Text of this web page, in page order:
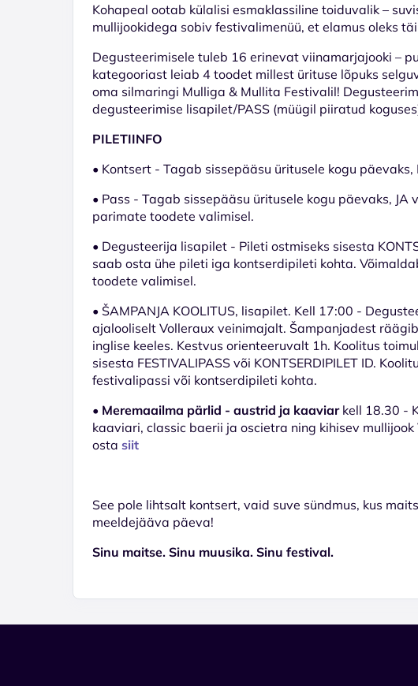
Kohapeal ootab külalisi esmaklassiline toiduvalik –
mullijookidega sobiv festivalimenüü, et elamus oleks
Degusteerimisele tuleb 16 erinevat viinamarjajooki –
kategooriast leiab 4 toodet millest ürituse lõpuks
oma silmaringi Mulliga & Mullita Festivalil!
degusteerimise lisapilet/PASS (müügil piiratud
PILETIINFO
• Kontsert - Tagab sissepääsu üritusele kogu
• Pass - Tagab sissepääsu üritusele kogu päevaks,
parimate toodete valimisel.
• Degusteerija lisapilet - Pileti ostmiseks sisesta
saab osta ühe pileti iga kontserdipileti kohta.
toodete valimisel.
• ŠAMPANJA KOOLITUS, lisapilet. Kell 17:00 -
ajalooliselt Volleraux veinimajalt. Šampanjadest
inglise keeles. Kestvus orienteeruvalt 1h. Koolitus
sisesta FESTIVALIPASS või KONTSERDIPILET ID.
festivalipassi või kontserdipileti kohta.
• Meremaailma pärlid - austrid ja kaaviarkell 18.30 -
kaaviari, classic baerii ja oscietra ning kihisev
osta siit
See pole lihtsalt kontsert, vaid suve sündmus, kus
meeldejääva päeva!
Sinu maitse. Sinu muusika. Sinu festival.